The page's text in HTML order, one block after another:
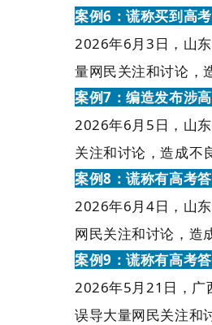
案例6：谎称买到高
2026年6月3日，山
量网民关注和讨论，
案例7：编造发布涉
2026年6月5日，山
关注和讨论，造成不
案例8：谎称有高考
2026年6月4日，山
网民关注和讨论，造
案例9：谎称有高考
2026年5月21日，广
误导大量网民关注和